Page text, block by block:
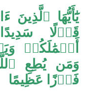
يَٰٓأَيُّهَا ٱلَّذِينَ
أَعۡمَٰلَكُمۡ
وَمَن يُطِعِ
فَوۡزًا عَظِيمًا